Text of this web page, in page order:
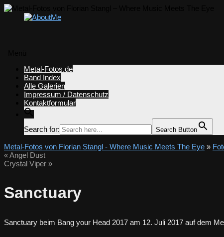
springen
Metal-Fotos.de
Band Index
Alle Galerien
Impressum / Datenschutz
Kontaktformular
Search for: Search Button
Metal-Fotos von Florian Stangl - Where Music Meets The Eye »
«Angel Dust
Crystal Viper »
Sanctuary
Sanctuary beim Bang your Head 2017 am 12. Juli 2017 auf dem